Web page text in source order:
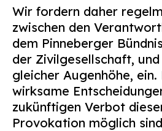
Wir fordern daher
zwischen den
dem Pinneberger
der Zivilgesellschaft,
gleicher Augenhöhe,
wirksame
zukünftigen Verbot
Provokation möglich